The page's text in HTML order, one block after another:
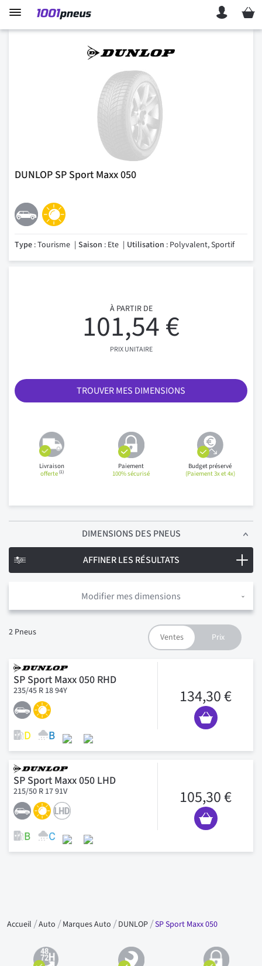
Mon
DUNLOP SP Sport Maxx 050
Type : Tourisme Saison : Ete Utilisation : Polyvalent, Sportif
À PARTIR DE
101,54 €
PRIX UNITAIRE
TROUVER MES DIMENSIONS
Livraison
offerte(1)
Paiement
100% sécurisé
Budget préservé
(Paiement 3x et 4x)
DIMENSIONS DES PNEUS
Modifier mes dimensions
2 Pneus
SP Sport Maxx 050 RHD
235/45 R 18 94Y 134,30 €
SP Sport Maxx 050 LHD
215/50 R 17 91V 105,30 €
AFFINER LES RÉSULTATS
Accueil Auto Marques Auto DUNLOP SP Sport Maxx 050